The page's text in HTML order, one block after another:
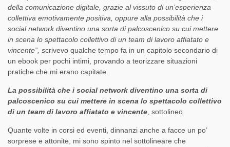
della comunicazione digitale, grazie al vissuto di un’esperienza
collettiva emotivamente positiva, oppure alla possibilità che i
social network diventino una sorta di palcoscenico su cui mettere
in scena lo spettacolo collettivo di un team di lavoro affiatato e
vincente”, scrivevo qualche tempo fa in un capitolo secondario di
un ebook per pochi intimi, provando a teorizzare situazioni
pratiche che mi erano capitate.
La possibilità che i social network diventino una sorta di
palcoscenico su cui mettere in scena lo spettacolo collettivo
di un team di lavoro affiatato e vincente, sottolineo.
Quante volte in corsi ed eventi, dinnanzi anche a facce un po’
sorprese e attonite, mi sono spinto nel sottolineare che